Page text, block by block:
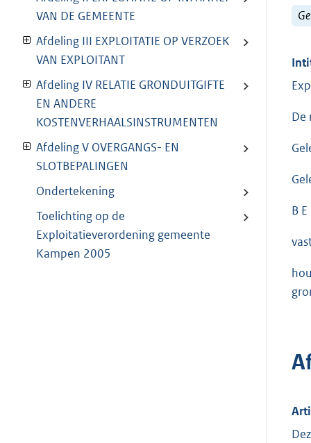
VAN DE GEMEENTE
Afdeling III EXPLOITATIE OP VERZOEK
VAN EXPLOITANT
Afdeling IV RELATIE GRONDUITGIFTE
EN ANDERE
KOSTENVERHAALSINSTRUMENTEN
Afdeling V OVERGANGS- EN
SLOTBEPALINGEN
Ondertekening
Toelichting op de
Exploitatieverordening gemeente
Kampen 2005
De
B